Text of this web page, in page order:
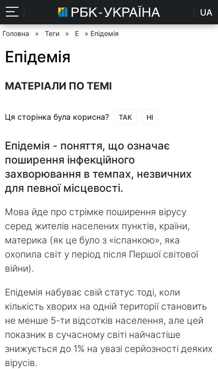
UA
Головна » Теги » Е » Епідемія
Епідемія
МАТЕРІАЛИ ПО ТЕМІ
Ця сторінка була корисна? ТАК НІ
Епідемія - поняття, що означає
поширення інфекційного
захворювання в темпах, незвичних
для певної місцевості.
Мова йде про стрімке поширення вірусу
серед жителів населених пунктів, країни,
материка (як це було з «іспанкою», яка
охопила світ у період після Першої світової
війни).
Епідемія набуває свій статус тоді, коли
кількість хворих на одній території становить
не менше 5-ти відсотків населення, але цей
показник в сучасному світі найчастіше
знижується до 1% на увазі серйозності деяких
вірусів.